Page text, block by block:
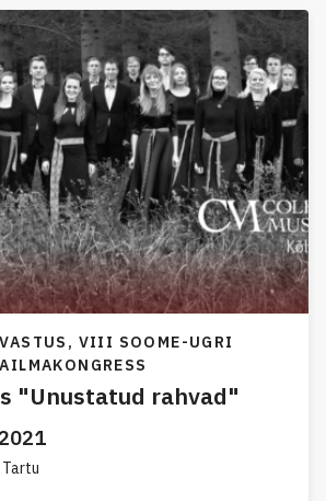
VIII SOOME-UGRI
"Unustatud rahvad"